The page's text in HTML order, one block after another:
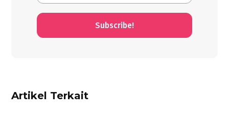
Subscribe!
Artikel Terkait